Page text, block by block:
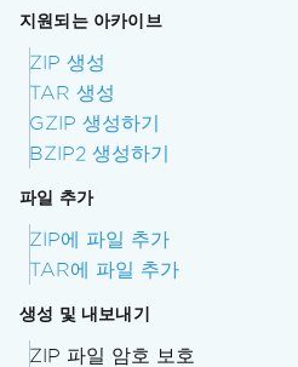
지원되는 아카이브
ZIP 생성
TAR 생성
GZIP 생성하기
BZIP2 생성하기
파일 추가
ZIP에 파일 추가
TAR에 파일 추가
생성 및 내보내기
ZIP 파일 암호 보호